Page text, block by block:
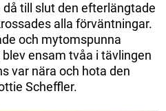
till slut den efterlängtade
alla förväntningar.
och mytomspunna
ensam tvåa i tävlingen
var nära och hota den
Scheffler.